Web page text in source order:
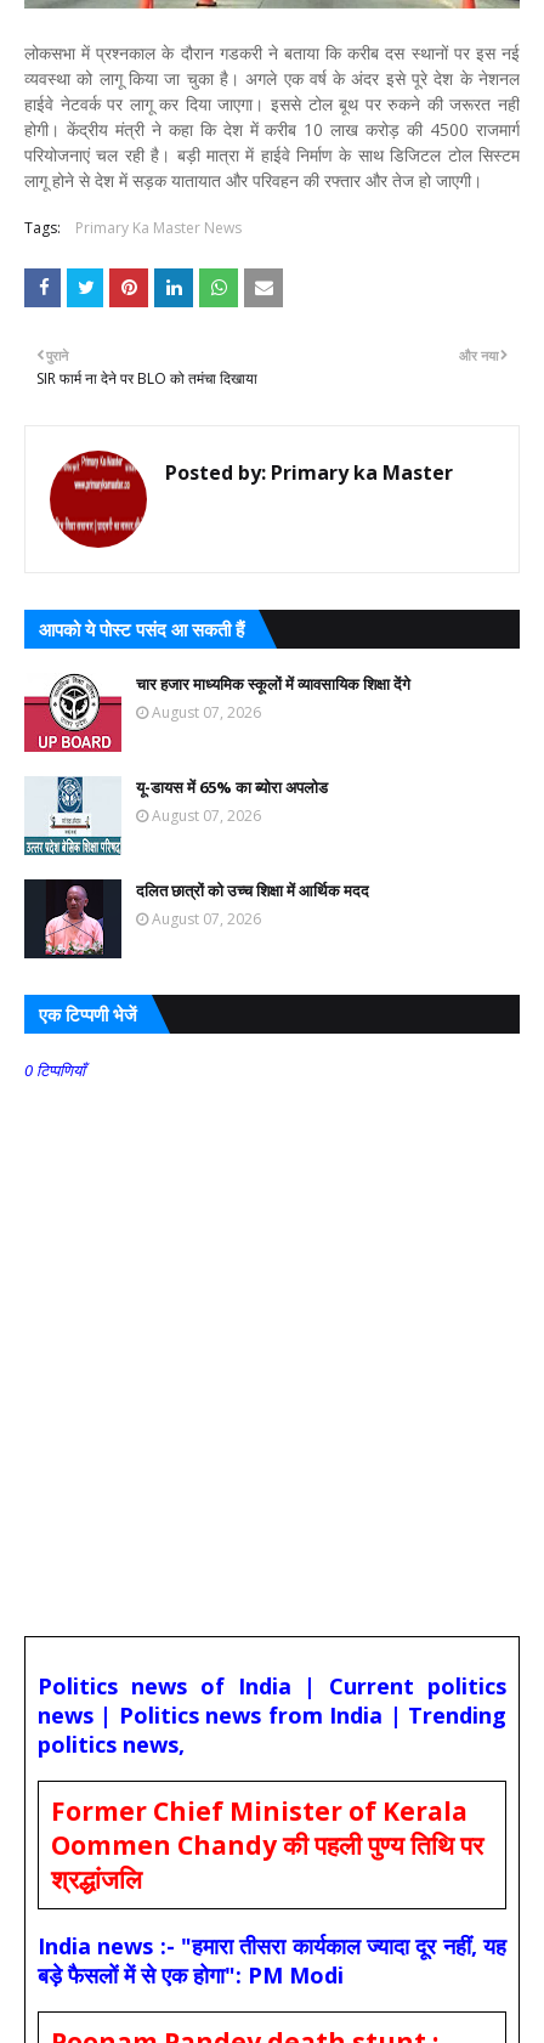
लोकसभा में प्रश्नकाल के दौरान गडकरी ने बताया कि करीब दस स्थानों पर इस नई
व्यवस्था को लागू किया जा चुका है। अगले एक वर्ष के अंदर इसे पूरे देश के नेशनल
हाईवे नेटवर्क पर लागू कर दिया जाएगा। इससे टोल बूथ पर रुकने की जरूरत नहीं
होगी। केंद्रीय मंत्री ने कहा कि देश में करीब 10 लाख करोड़ की 4500 राजमार्ग
परियोजनाएं चल रही है। बड़ी मात्रा में हाईवे निर्माण के साथ डिजिटल टोल सिस्टम
लागू होने से देश में सड़क यातायात और परिवहन की रफ्तार और तेज हो जाएगी।
Tags: Primary Ka Master News
और नया
पुराने
SIR फार्म ना देने पर BLO को तमंचा दिखाया
Posted by: Primary ka Master
आपको ये पोस्ट पसंद आ सकती हैं
चार हजार माध्यमिक स्कूलों में व्यावसायिक शिक्षा देंगे
August 07, 2026
यू-डायस में 65% का ब्योरा अपलोड
August 07, 2026
दलित छात्रों को उच्च शिक्षा में आर्थिक मदद
August 07, 2026
एक टिप्पणी भेजें
0 टिप्पणियाँ
Politics news of India | Current politics
news | Politics news from India | Trending
politics news,
Former Chief Minister of Kerala
Oommen Chandy की पहली पुण्य तिथि पर
श्रद्धांजलि
India news :- "हमारा तीसरा कार्यकाल ज्यादा दूर नहीं, यह
बड़े फैसलों में से एक होगा": PM Modi